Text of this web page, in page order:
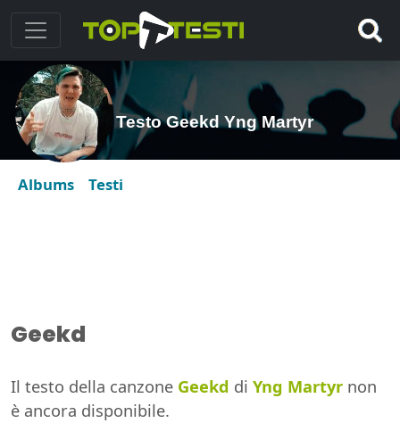
Testo Geekd Yng Martyr
Albums Testi
Geekd
Il testo della canzone Geekd di Yng Martyr non
è ancora disponibile.